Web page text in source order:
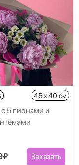
45 x 40 см
с 5 пионами и
Заказать